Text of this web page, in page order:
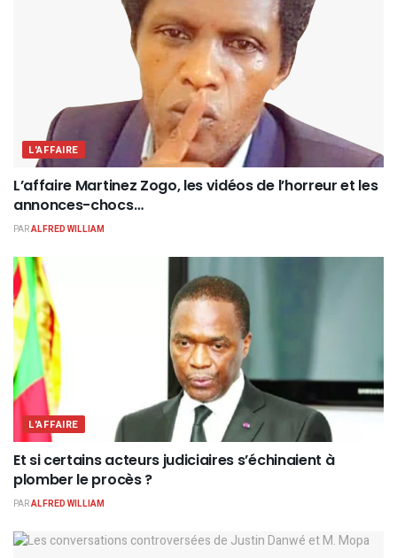
L'AFFAIRE
L’affaire Martinez Zogo, les vidéos de l’horreur et les
annonces-chocs…
PARALFRED WILLIAM
L'AFFAIRE
Et si certains acteurs judiciaires s’échinaient à
plomber le procès ?
PARALFRED WILLIAM